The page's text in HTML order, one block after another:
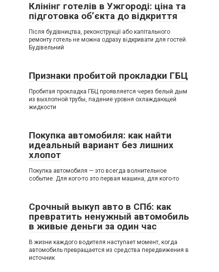
Клінінг готелів в Ужгороді: ціна та
підготовка об’єкта до відкриття
Після будівництва, реконструкції або капітального
ремонту готель не можна одразу відкривати для гостей.
Будівельний
Признаки пробитой прокладки ГБЦ
Пробитая прокладка ГБЦ проявляется через белый дым
из выхлопной трубы, падение уровня охлаждающей
жидкости
Покупка автомобиля: как найти
идеальный вариант без лишних
хлопот
Покупка автомобиля — это всегда волнительное
событие. Для кого-то это первая машина, для кого-то
Срочный выкуп авто в СПб: как
превратить ненужный автомобиль
в живые деньги за один час
В жизни каждого водителя наступает момент, когда
автомобиль превращается из средства передвижения в
источник